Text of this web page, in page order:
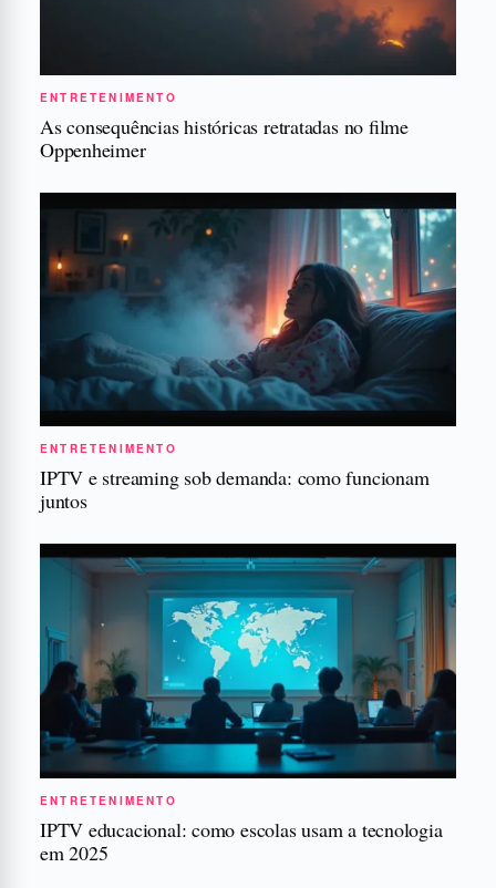
ENTRETENIMENTO
As consequências históricas retratadas no filme
Oppenheimer
ENTRETENIMENTO
IPTV e streaming sob demanda: como funcionam
juntos
ENTRETENIMENTO
IPTV educacional: como escolas usam a tecnologia
em 2025